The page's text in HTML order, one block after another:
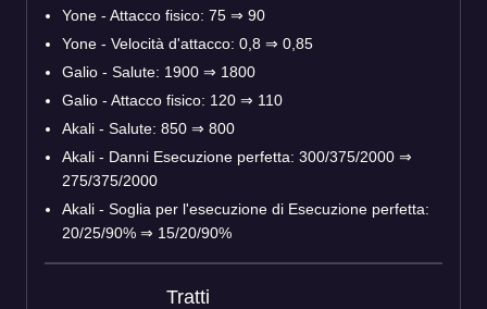
Yone - Attacco fisico: 75 ⇒ 90
Yone - Velocità d'attacco: 0,8 ⇒ 0,85
Galio - Salute: 1900 ⇒ 1800
Galio - Attacco fisico: 120 ⇒ 110
Akali - Salute: 850 ⇒ 800
Akali - Danni Esecuzione perfetta: 300/375/2000 ⇒
275/375/2000
Akali - Soglia per l'esecuzione di Esecuzione perfetta:
20/25/90% ⇒ 15/20/90%
Tratti